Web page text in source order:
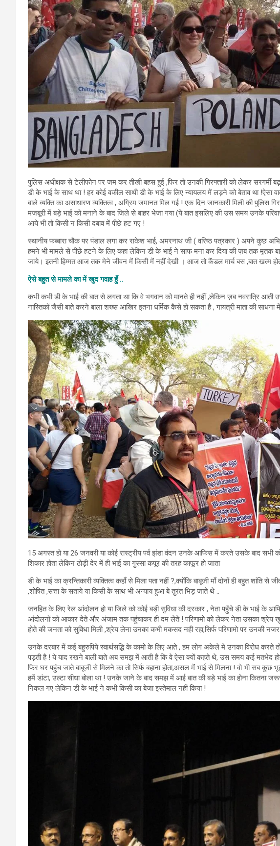
पुलिस अधीक्षक से टेलीफोन पर जम कर तीखी बहस हुई ,फिर तो उनकी गिरफ्तारी को लेकर सरगर्मी बढ़
डी के भाई के साथ था ! हर कोई वकील साथी डी के भाई के लिए न्यायलय में लड़ने को बेताव था !ऐसा
बाले व्यक्ति का असाधारण व्यक्तित्व , अग्रिम जमानत मिल गई ! एक दिन जानकारी मिली की पुलिस
मजबूरी में बड़े भाई को मनाने के बाद जिले से बाहर भेजा गया (ये बात इसलिए की उस समय उनके
आये भी तो किसी न किसी दबाव में पीछे हट गए !
स्थानीय फब्बारा चौक पर पंडाल लगा कर राकेश भाई, अमरनाथ जी ( वरिष्ठ पत्रकार ) अपने कुछ
हमने भी मामले से पीछे हटने के लिए कहा लेकिन डी के भाई ने साफ मना कर दिया की ज़ब तक मृतक
जाये। इतनी हिम्मत आज तक मेने जीवन में किसी में नहीं देखी । आज तो कैंडल मार्च बस ,बात खत्म
ऐसे बहुत से मामले का में खुद गवाह हुँ ..
कभी कभी डी के भाई की बात से लगता था कि वे भगवान को मानते ही नहीं ,लेकिन ज़ब नवरात्रि
नास्तिकों जैसी बाते करने बाला शख्स आखिर इतना धर्मिक कैसे हो सकता है , गायत्री माता की साधना में
15 अगस्त हो या 26 जनवरी या कोई रास्ट्रीय पर्व झंडा वंदन उनके आफिस में करते उसके बाद सभी
शिकार होता लेकिन ठोड़ी देर में ही भाई का गुस्सा कपूर की तरह काफूर हो जाता
डी के भाई का क्रन्तिकारी व्यक्तित्व कहाँ से मिला पता नहीं ?,क्योंकि बाबूजी माँ दोनों ही बहुत
,शोषित ,सत्ता के सताये या किसी के साथ भी अन्याय हुआ बे तुरंत भिड़ जाते थे ..
जनहित के लिए रेल आंदोलन हो या जिले को कोई बड़ी सुविधा की दरकार , नेता पहुँचे डी के भाई के
आंदोलनों को आकार देते और अंजाम तक पहुंचाकर ही दम लेते ! परिणामो को लेकर नेता उसका श्रेय
होते की जनता को सुविधा मिली ,श्रेय लेना उनका कभी मकसद नही रहा,सिर्फ परिणामो पर उनकी नजर
उनके दरबार में कई बहुरुपिये स्वार्थसद्धि के कामो के लिए आते , हम लोग अकेले मे उनका विरोध करते
पड़ती है ! ये याद रखने बाली बाते अब समझ में आती है कि वे ऐसा क्यों कहते थे, उस समय कई मतभेद
फिर घर पहुंच जाते बाबूजी से मिलने का तो सिर्फ बहाना होता,असल में भाई से मिलना ! वो भी सब कुछ
हमें डांटा, उल्टा सीधा बोला था ! उनके जाने के बाद समझ में आई बात की बड़े भाई का होना कितना
निकल गए लेकिन डी के भाई ने कभी किसी का बेजा इस्तेमाल नहीं किया !